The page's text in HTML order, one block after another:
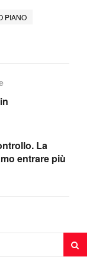
PIANO
La
entrare più